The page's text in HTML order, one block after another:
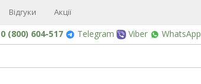
Відгуки Акції
0 (800) 604-517 Telegram Viber WhatsApp